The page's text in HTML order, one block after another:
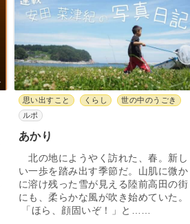
思い出すこと くらし
世の中のうごき
ルポ
あかり
北の地にようやく訪れた、春。新し
い一歩を踏み出す季節だ。山肌に微か
に溶け残った雪が見える陸前高田の街
にも、柔らかな風が吹き始めていた。
「ほら、顔固いぞ！」と……